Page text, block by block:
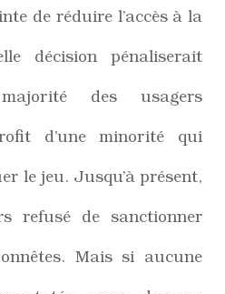
de réduire l’accès à la
décision pénaliserait
des usagers
d’une minorité qui
le jeu. Jusqu’à présent,
refusé de sanctionner
Mais si aucune